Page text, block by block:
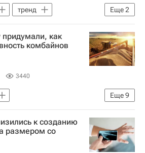
Еще2
тренд
как
комбайнов
3440
Еще9
Ростов-на-Дону
Донской к созданию
размером со